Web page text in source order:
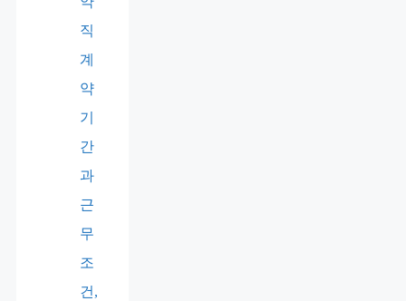
직
계
약
기
간
과
근
무
조
건,